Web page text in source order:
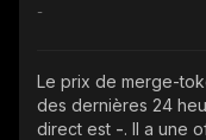
-
Le prix de merge-
des dernières 24
direct est -. Il a une